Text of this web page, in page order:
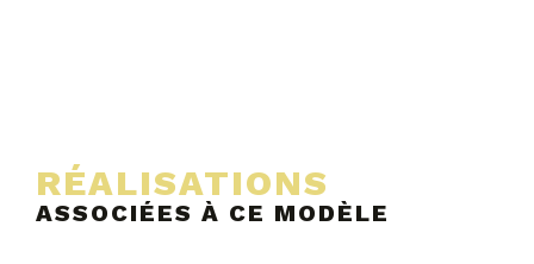
RÉALISATIONS
ASSOCIÉES À CE MODÈLE